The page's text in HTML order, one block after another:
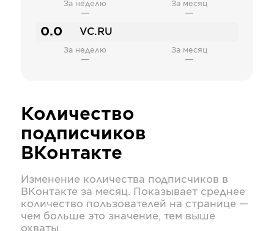
За неделю
—
За месяц
—
0.0 VC.RU
За неделю
—
За месяц
—
Количество
подписчиков
ВКонтакте
Изменение количества подписчиков в
ВКонтакте за месяц. Показывает среднее
количество пользователей на странице —
чем больше это значение, тем выше
охваты.